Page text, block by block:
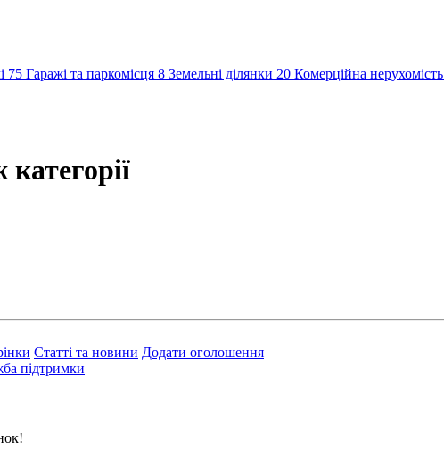
75 Гаражі та паркомісця 8 Земельні ділянки 20 Комерційна нерухомість
Статті та новини Додати оголошення
підтримки